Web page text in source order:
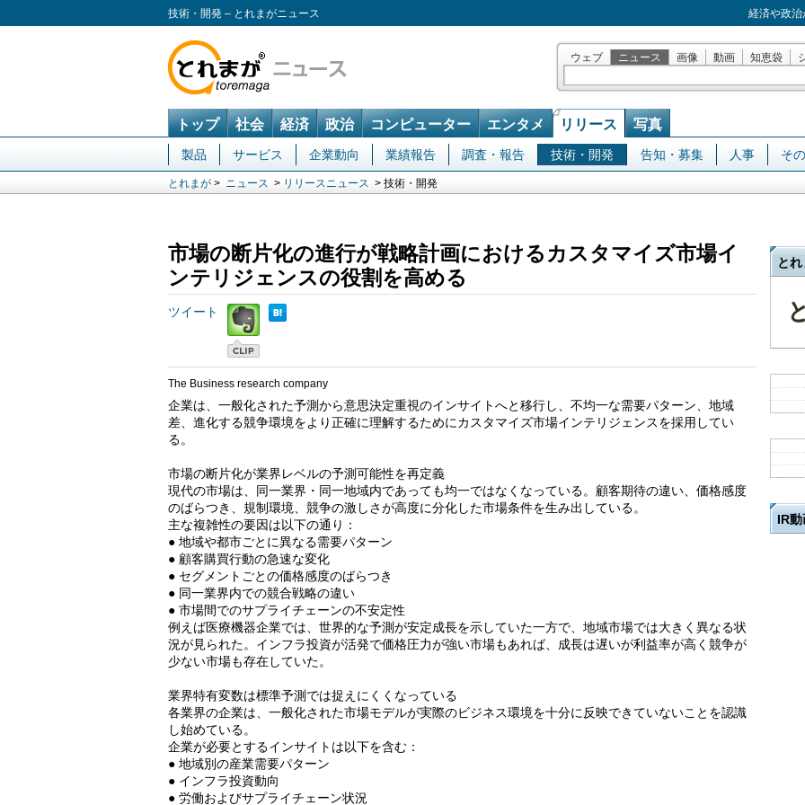
技術・開発 – とれまがニュース 経済や政
ウェブ ニュース 画像 動画 知恵袋
トップ 社会 経済 政治 コンピューター エンタメ リリース 写真
製品 サービス 企業動向 業績報告 調査・報告 技術・開発 告知・募集 人事 そ
とれまが > ニュース > リリースニュース > 技術・開発
市場の断片化の進行が戦略計画におけるカスタマイズ市場イ
ンテリジェンスの役割を高める
ツイート
The Business research company
企業は、一般化された予測から意思決定重視のインサイトへと移行し、不均一な需要パターン、地域
差、進化する競争環境をより正確に理解するためにカスタマイズ市場インテリジェンスを採用してい
る。
市場の断片化が業界レベルの予測可能性を再定義
現代の市場は、同一業界・同一地域内であっても均一ではなくなっている。顧客期待の違い、価格感度
のばらつき、規制環境、競争の激しさが高度に分化した市場条件を生み出している。
主な複雑性の要因は以下の通り：
● 地域や都市ごとに異なる需要パターン
● 顧客購買行動の急速な変化
● セグメントごとの価格感度のばらつき
● 同一業界内での競合戦略の違い
● 市場間でのサプライチェーンの不安定性
例えば医療機器企業では、世界的な予測が安定成長を示していた一方で、地域市場では大きく異なる状
況が見られた。インフラ投資が活発で価格圧力が強い市場もあれば、成長は遅いが利益率が高く競争が
少ない市場も存在していた。
業界特有変数は標準予測では捉えにくくなっている
各業界の企業は、一般化された市場モデルが実際のビジネス環境を十分に反映できていないことを認識
し始めている。
企業が必要とするインサイトは以下を含む：
● 地域別の産業需要パターン
● インフラ投資動向
● 労働およびサプライチェーン状況
とれ
IR動